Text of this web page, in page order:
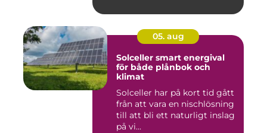
05. aug
Solceller smart energival
för både plånbok och
klimat
Solceller har på kort tid gått
från att vara en nischlösning
till att bli ett naturligt inslag
på vi...